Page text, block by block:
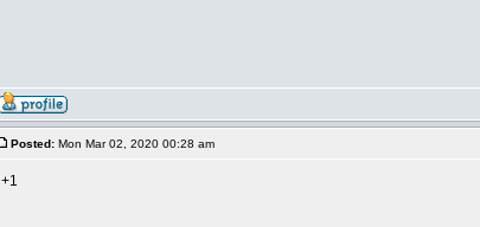
Posted: Mon Mar 02, 2020 00:28 am
+1